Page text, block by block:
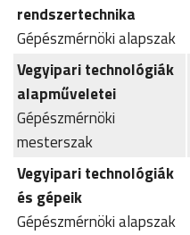
rendszertechnika
Gépészmérnöki alapszak
Vegyipari technológiák
alapműveletei
Gépészmérnöki
mesterszak
Vegyipari technológiák
és gépeik
Gépészmérnöki alapszak